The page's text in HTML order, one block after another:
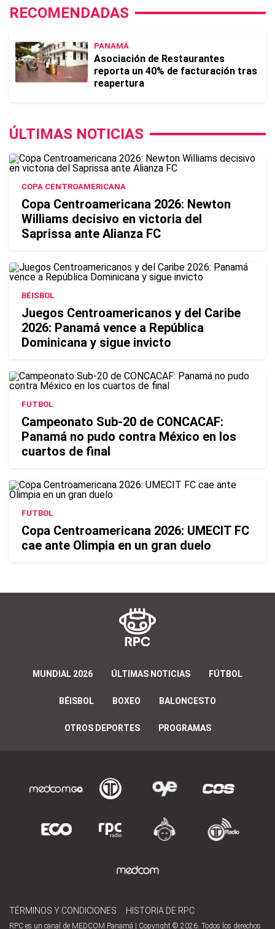
RECOMENDADAS
PANAMÁ
Asociación de Restaurantes
reporta un 40% de facturación tras
reapertura
ÚLTIMAS NOTICIAS
COPA CENTROAMERICANA
Copa Centroamericana 2026: Newton
Williams decisivo en victoria del
Saprissa ante Alianza FC
BÉISBOL
Juegos Centroamericanos y del Caribe
2026: Panamá vence a República
Dominicana y sigue invicto
FUTBOL
Campeonato Sub-20 de CONCACAF:
Panamá no pudo contra México en los
cuartos de final
FUTBOL
Copa Centroamericana 2026: UMECIT FC
cae ante Olimpia en un gran duelo
MUNDIAL 2026 ÚLTIMAS NOTICIAS FÚTBOL
BÉISBOL BOXEO BALONCESTO
OTROS DEPORTES PROGRAMAS
TÉRMINOS Y CONDICIONES HISTORIA DE RPC
RPC es un canal de MEDCOM Panamá | Copyright © 2026. Todos los derechos